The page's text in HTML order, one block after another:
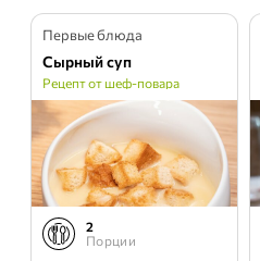
Первые блюда
Сырный суп
Рецепт от шеф-повара
2
Порции